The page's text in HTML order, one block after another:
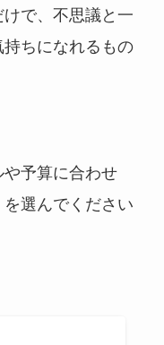
で、不思議と一
ちになれるもの
予算に合わせ
選んでください